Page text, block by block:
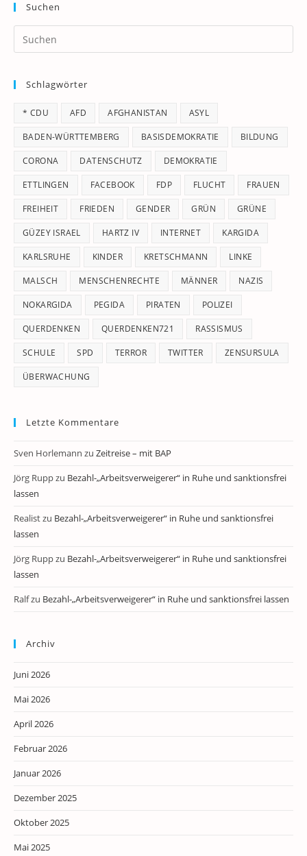
Suchen
Schlagwörter
* CDU AFD AFGHANISTAN ASYL
BADEN-WÜRTTEMBERG BASISDEMOKRATIE BILDUNG
CORONA DATENSCHUTZ DEMOKRATIE
ETTLINGEN FACEBOOK FDP FLUCHT FRAUEN
FREIHEIT FRIEDEN GENDER GRÜN GRÜNE
GÜZEY ISRAEL HARTZ IV INTERNET KARGIDA
KARLSRUHE KINDER KRETSCHMANN LINKE
MALSCH MENSCHENRECHTE MÄNNER NAZIS
NOKARGIDA PEGIDA PIRATEN POLIZEI
QUERDENKEN QUERDENKEN721 RASSISMUS
SCHULE SPD TERROR TWITTER ZENSURSULA
ÜBERWACHUNG
Letzte Kommentare
Sven Horlemann zu Zeitreise – mit BAP
Jörg Ruppzu Bezahl-„Arbeitsverweigerer“ in Ruhe und sanktionsfrei
lassen
Realistzu Bezahl-„Arbeitsverweigerer“ in Ruhe und sanktionsfrei
lassen
Jörg Ruppzu Bezahl-„Arbeitsverweigerer“ in Ruhe und sanktionsfrei
lassen
Ralfzu Bezahl-„Arbeitsverweigerer“ in Ruhe und sanktionsfrei lassen
Archiv
Juni 2026
Mai 2026
April 2026
Februar 2026
Januar 2026
Dezember 2025
Oktober 2025
Mai 2025